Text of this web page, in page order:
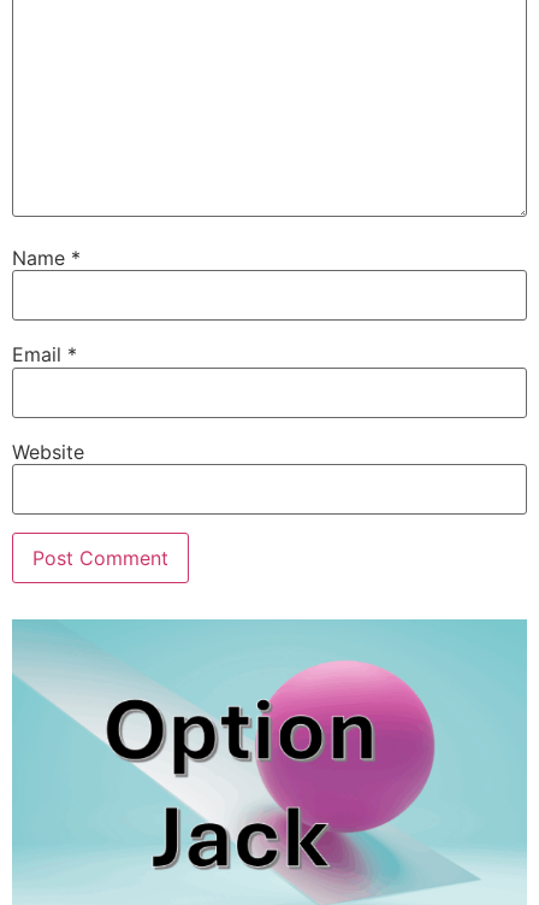
Name *
Email *
Website